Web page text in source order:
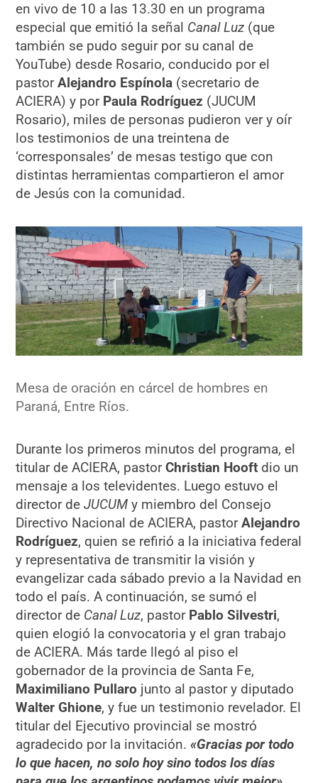
en vivo de 10 a las 13.30 en un programa
especial que emitió la señal Canal Luz (que
también se pudo seguir por su canal de
YouTube) desde Rosario, conducido por el
pastorAlejandro Espínola (secretario de
ACIERA) y por Paula Rodríguez (JUCUM
Rosario), miles de personas pudieron ver y oír
los testimonios de una treintena de
‘corresponsales’ de mesas testigo que con
distintas herramientas compartieron el amor
de Jesús con la comunidad.
Mesa de oración en cárcel de hombres en
Paraná, Entre Ríos.
Durante los primeros minutos del programa, el
titular de ACIERA, pastorChristian Hooft dio un
mensaje a los televidentes. Luego estuvo el
director deJUCUMy miembro del Consejo
Directivo Nacional de ACIERA, pastorAlejandro
Rodríguez, quien se refirió a la iniciativa federal
y representativa de transmitir la visión y
evangelizar cada sábado previo a la Navidad en
todo el país. A continuación, se sumó el
director de Canal Luz, pastor Pablo Silvestri,
quien elogió la convocatoria y el gran trabajo
de ACIERA. Más tarde llegó al piso el
gobernador de la provincia de Santa Fe,
Maximiliano Pullaro junto al pastor y diputado
Walter Ghione, y fue un testimonio revelador. El
titular del Ejecutivo provincial se mostró
agradecido por la invitación.«Gracias por todo
lo que hacen, no solo hoy sino todos los días